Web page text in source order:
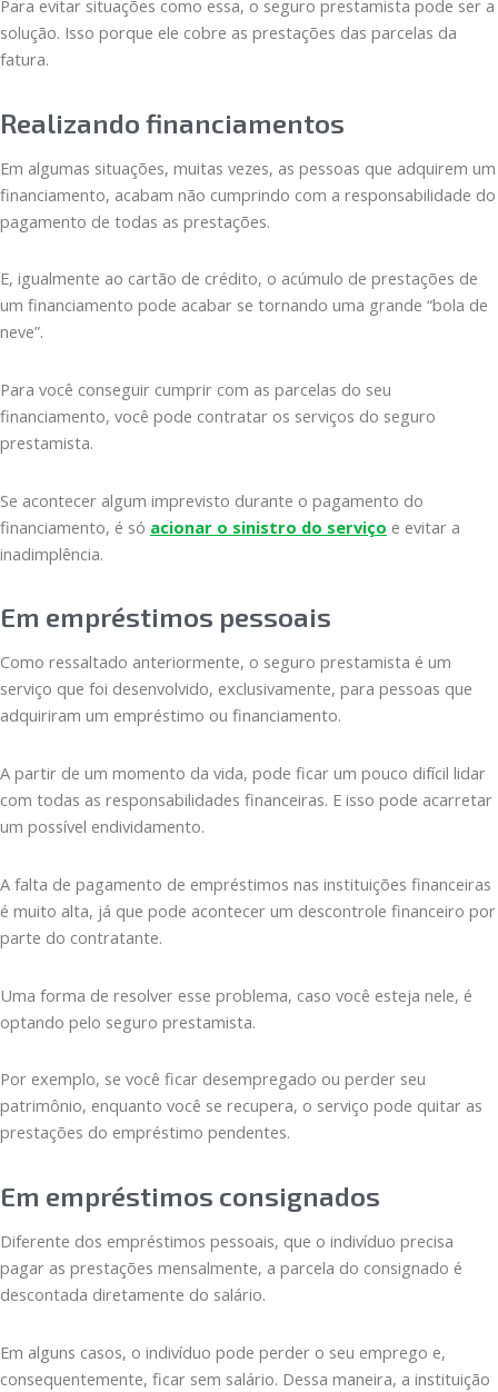
Para evitar situações como essa, o seguro prestamista pode ser a
solução. Isso porque ele cobre as prestações das parcelas da
fatura.
Realizando financiamentos
Em algumas situações, muitas vezes, as pessoas que adquirem um
financiamento, acabam não cumprindo com a responsabilidade do
pagamento de todas as prestações.
E, igualmente ao cartão de crédito, o acúmulo de prestações de
um financiamento pode acabar se tornando uma grande “bola de
neve”.
Para você conseguir cumprir com as parcelas do seu
financiamento, você pode contratar os serviços do seguro
prestamista.
Se acontecer algum imprevisto durante o pagamento do
financiamento, é só acionar o sinistro do serviço e evitar a
inadimplência.
Em empréstimos pessoais
Como ressaltado anteriormente, o seguro prestamista é um
serviço que foi desenvolvido, exclusivamente, para pessoas que
adquiriram um empréstimo ou financiamento.
A partir de um momento da vida, pode ficar um pouco difícil lidar
com todas as responsabilidades financeiras. E isso pode acarretar
um possível endividamento.
A falta de pagamento de empréstimos nas instituições financeiras
é muito alta, já que pode acontecer um descontrole financeiro por
parte do contratante.
Uma forma de resolver esse problema, caso você esteja nele, é
optando pelo seguro prestamista.
Por exemplo, se você ficar desempregado ou perder seu
patrimônio, enquanto você se recupera, o serviço pode quitar as
prestações do empréstimo pendentes.
Em empréstimos consignados
Diferente dos empréstimos pessoais, que o indivíduo precisa
pagar as prestações mensalmente, a parcela do consignado é
descontada diretamente do salário.
Em alguns casos, o indivíduo pode perder o seu emprego e,
consequentemente, ficar sem salário. Dessa maneira, a instituição